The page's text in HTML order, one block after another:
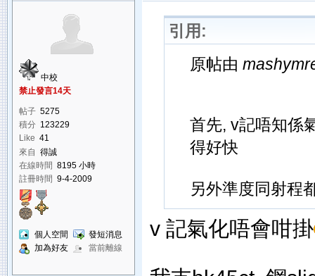
中校
禁止發言14天
帖子 5275
積分 123229
Like 41
來自 得誠
在線時間 8195 小時
註冊時間 9-4-2009
個人空間
發短消息
加為好友
當前離線
引用:
原帖由
首先, v記唔知係
得好快
另外準度同射程
v 記氣化唔會咁掛